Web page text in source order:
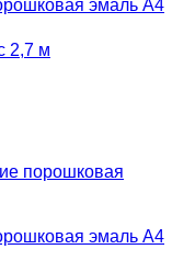
эмаль А4
эмаль А4